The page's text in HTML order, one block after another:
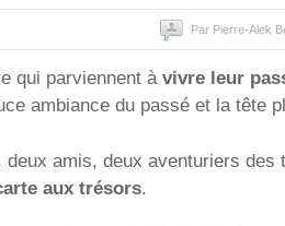
Par Pierre-Alek
qui parviennent à vivre leur
ambiance du passé et la tête
deux amis, deux aventuriers des
aux trésors.